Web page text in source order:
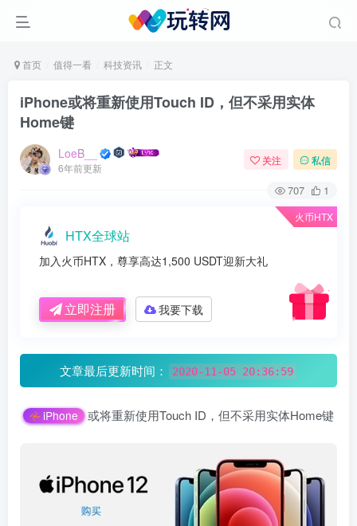
首页 值得一看 科技资讯 正文
iPhone或将重新使用Touch ID，但不采用实体
Home键
LoeB__
6年前更新
关注 私信
707 1
火币HTX
HTX全球站
加入火币HTX，尊享高达1,500 USDT迎新大礼
立即注册 我要下载
文章最后更新时间： 2020-11-05 20:36:59
iPhone 或将重新使用Touch ID，但不采用实体Home键